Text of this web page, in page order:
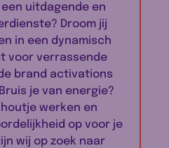
uitdagende en
Droom jij
in een dynamisch
voor verrassende
brand activations
je van energie?
houtje werken en
op voor je
wij op zoek naar